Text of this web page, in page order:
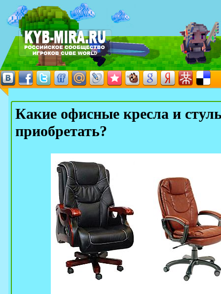
Какие офисные кресла и
приобретать?